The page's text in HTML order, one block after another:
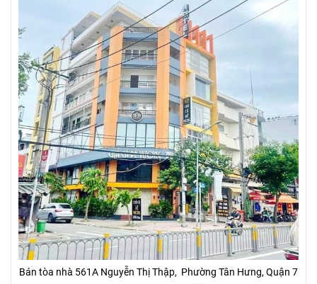
Bán tòa nhà 561A Nguyễn Thị Thập, Phường Tân Hưng, Quận 7